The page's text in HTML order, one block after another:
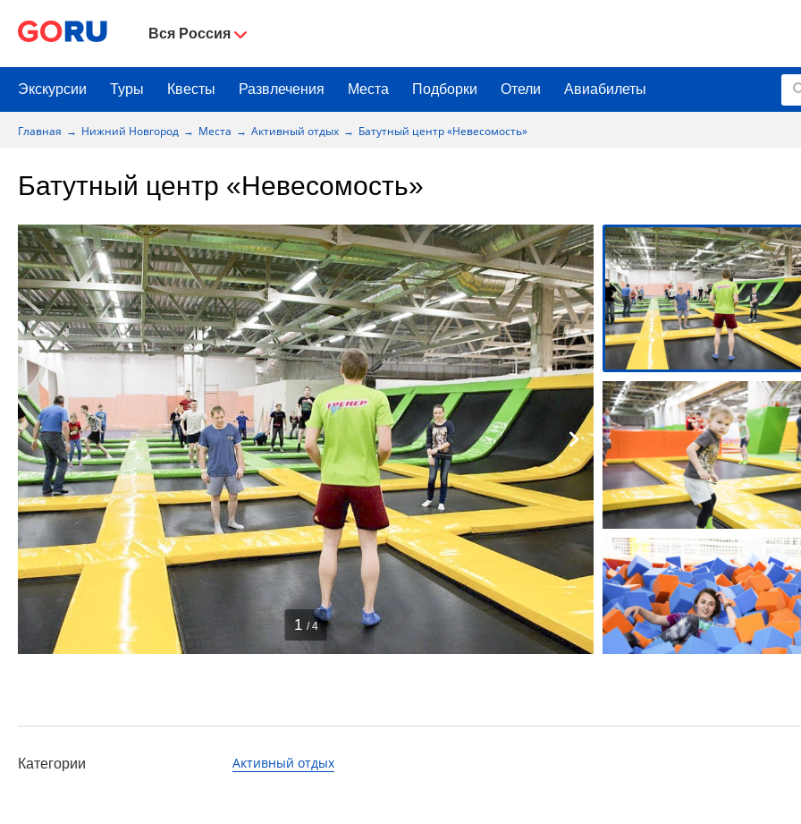
Вся Россия
Экскурсии Туры Квесты Развлечения Места Подборки Отели Авиабилеты
Главная Нижний Новгород Места Активный отдых Батутный центр «Невесомость»
Батутный центр «Невесомость»
1 / 4
Категории Активный отдых